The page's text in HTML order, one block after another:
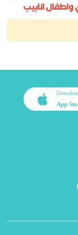
انابيب
App